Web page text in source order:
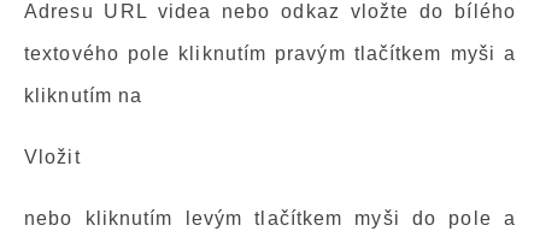
Adresu URL videa nebo odkaz vložte do bílého
textového pole kliknutím pravým tlačítkem myši a
kliknutím na
Vložit
nebo kliknutím levým tlačítkem myši do pole a